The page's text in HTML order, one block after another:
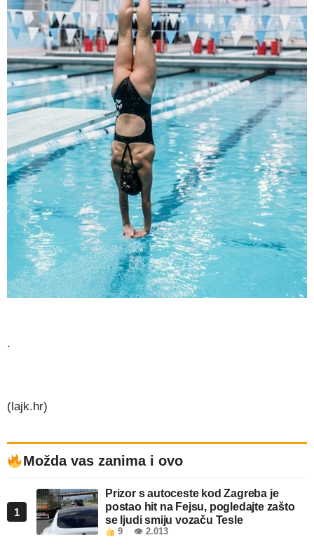
.
(lajk.hr)
Možda vas zanima i ovo
1
Prizor s autoceste kod Zagreba je
postao hit na Fejsu, pogledajte zašto
se ljudi smiju vozaču Tesle
9 👁 2.013